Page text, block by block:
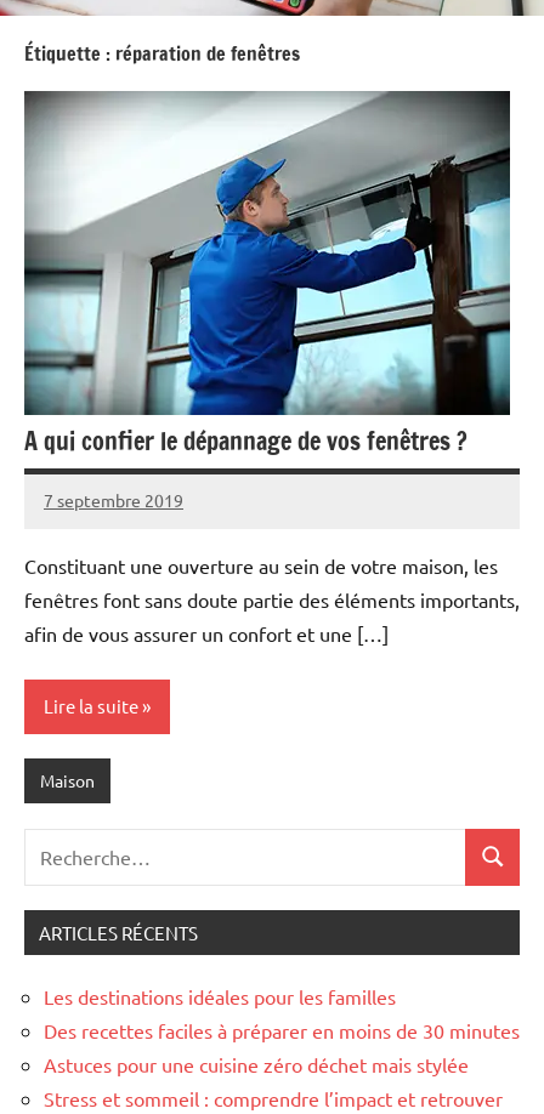
Étiquette : réparation de fenêtres
A qui confier le dépannage de vos fenêtres ?
7 septembre 2019
Melisa
Aucun
Constituant une ouverture au sein de votre maison, les
fenêtres font sans doute partie des éléments importants,
afin de vous assurer un confort et une […]
Lire la suite
Maison
:
ARTICLES RÉCENTS
Les destinations idéales pour les familles
Des recettes faciles à préparer en moins de 30 minutes
Astuces pour une cuisine zéro déchet mais stylée
Stress et sommeil : comprendre l’impact et retrouver